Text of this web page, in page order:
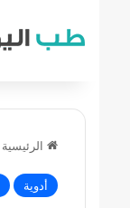
الرئيسية
أدوية